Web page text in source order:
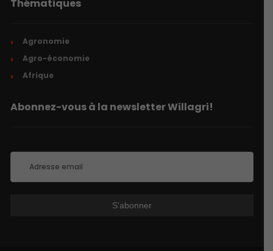
Thématiques
Agronomie
Agro-économie
Afrique
Abonnez-vous à la newsletter Willagri!